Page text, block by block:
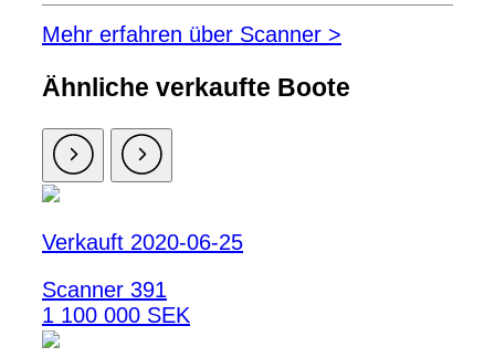
Mehr erfahren über Scanner >
Ähnliche verkaufte Boote
Verkauft 2020-06-25
Scanner 391
1 100 000 SEK